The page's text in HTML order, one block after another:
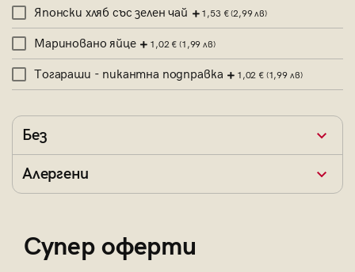
Японски хляб със зелен чай 1,53 €(2,99 лв)
Мариновано яйце 1,02 € (1,99 лв)
Тогараши - пикантна подправка 1,02 € (1,99 лв)
Без
Алергени
Супер оферти